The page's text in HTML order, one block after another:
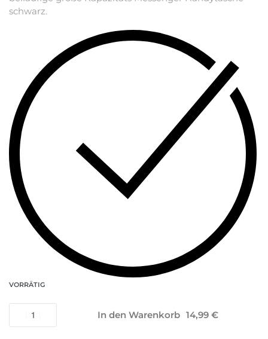
schwarz.
VORRÄTIG
In den Warenkorb